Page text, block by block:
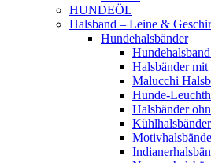
HUNDEÖL
Halsband – Leine &
Hundehalsbänder
Halsbänder mit
Malucchi
Hunde-
Halsbänder
Kühlhalsbänder